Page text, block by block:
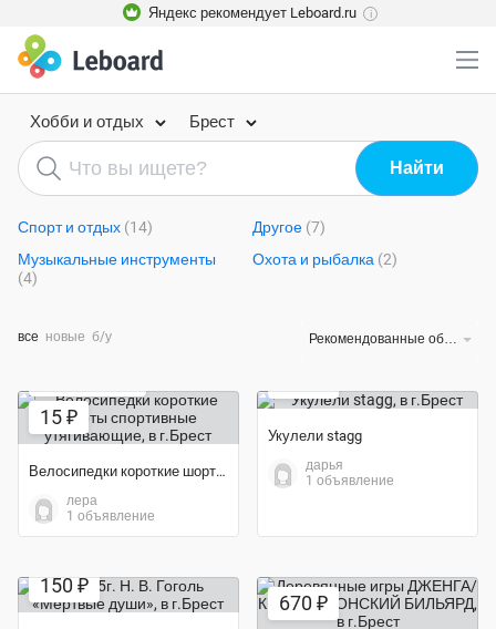
Яндекс рекомендует Leboard.ru i
Хобби и отдых Брест
Спорт и отдых (14) Другое (7)
Музыкальные инструменты
(4)
Охота и рыбалка (2)
все новые б/у Рекомендованные объявления
15 ₽
Велосипедки короткие шорты спортивные утягивающие
лера
1 объявление
Экономия 33%
Укулели stagg
дарья
1 объявление
150 ₽
670 ₽